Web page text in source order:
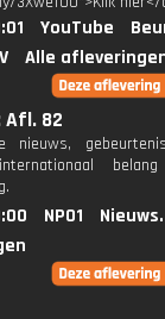
YouTube
Alle
Afl. 82
NPO1